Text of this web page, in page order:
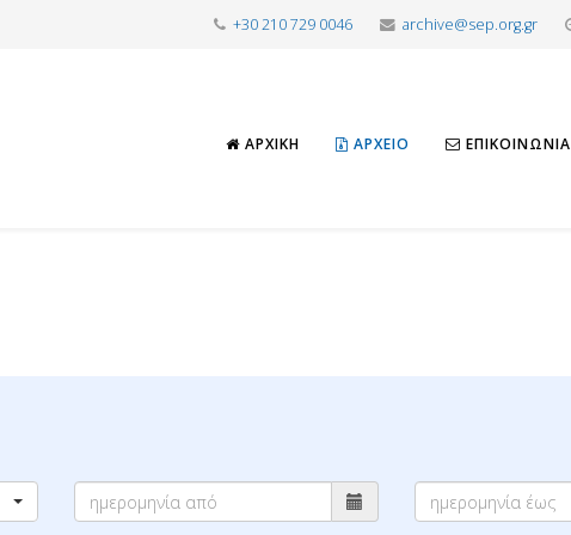
+30 210 729 0046 archive@sep.org.gr
ΑΡΧΙΚΉ ΑΡΧΕΊΟ ΕΠΙΚΟΙΝΩΝΊΑ